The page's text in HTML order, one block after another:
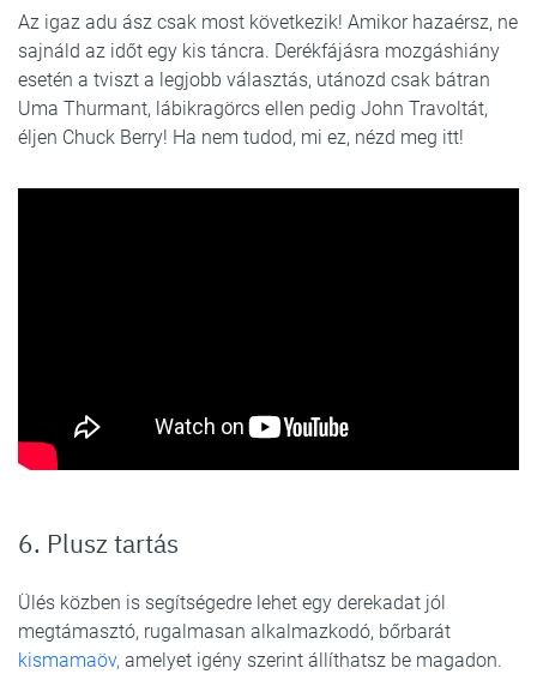
Az igaz adu ász csak most következik! Amikor hazaérsz, ne
sajnáld az időt egy kis táncra. Derékfájásra mozgáshiány
esetén a tviszt a legjobb választás, utánozd csak bátran
Uma Thurmant, lábikragörcs ellen pedig John Travoltát,
éljen Chuck Berry! Ha nem tudod, mi ez, nézd meg itt!
6. Plusz tartás
Ülés közben is segítségedre lehet egy derekadat jól
megtámasztó, rugalmasan alkalmazkodó, bőrbarát
kismamaöv, amelyet igény szerint állíthatsz be magadon.